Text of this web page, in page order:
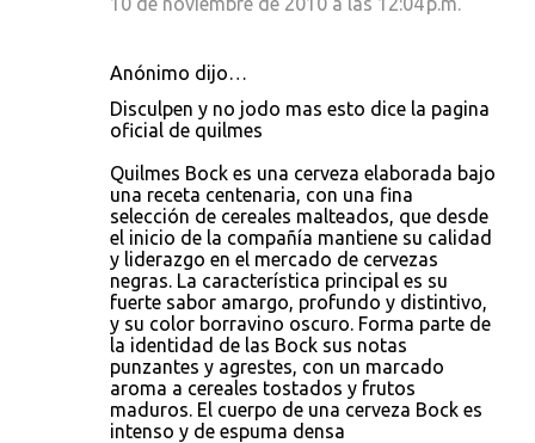
Anónimo dijo…
Disculpen y no jodo mas esto dice la pagina
oficial de quilmes
Quilmes Bock es una cerveza elaborada bajo
una receta centenaria, con una fina
selección de cereales malteados, que desde
el inicio de la compañía mantiene su calidad
y liderazgo en el mercado de cervezas
negras. La característica principal es su
fuerte sabor amargo, profundo y distintivo,
y su color borravino oscuro. Forma parte de
la identidad de las Bock sus notas
punzantes y agrestes, con un marcado
aroma a cereales tostados y frutos
maduros. El cuerpo de una cerveza Bock es
intenso y de espuma densa